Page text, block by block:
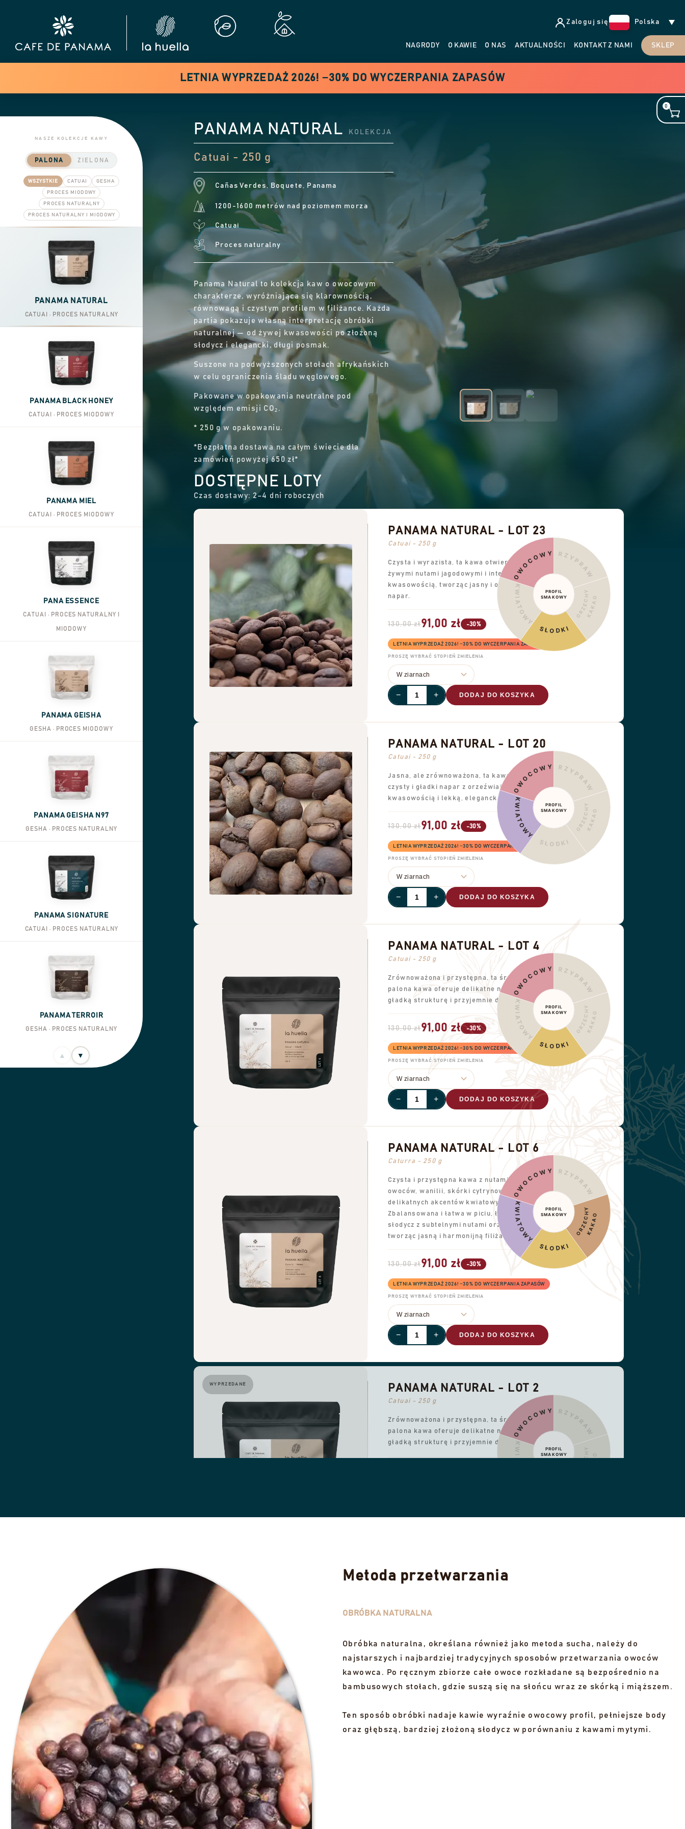
Zaloguj się Polska
NAGRODY O KAWIE O NAS AKTUALNOŚCI KONTAKT Z NAMI SKLEP
0
LETNIA WYPRZEDAŻ 2026! −30% DO WYCZERPANIA ZAPASÓW
NASZE KOLEKCJE KAWY
PALONA ZIELONA
WSZYSTKIE CATUAI GESHA
PROCES MIODOWY
PROCES NATURALNY
PROCES NATURALNY I MIODOWY
PANAMA NATURAL
CATUAI · PROCES NATURALNY
PANAMA BLACK HONEY
CATUAI · PROCES MIODOWY
PANAMA MIEL
CATUAI · PROCES MIODOWY
PANA ESSENCE
CATUAI · PROCES NATURALNY I
MIODOWY
PANAMA GEISHA
GESHA · PROCES MIODOWY
PANAMA GEISHA N97
GESHA · PROCES NATURALNY
PANAMA SIGNATURE
CATUAI · PROCES NATURALNY
PANAMA TERROIR
GESHA · PROCES NATURALNY
▲ ▼
PANAMA NATURAL KOLEKCJA
Catuai - 250 g
Cañas Verdes, Boquete, Panama
1200-1600 metrów nad poziomem morza
Catuai
Proces naturalny
Panama Natural to kolekcja kaw o owocowym
charakterze, wyróżniająca się klarownością,
równowagą i czystym profilem w filiżance. Każda
partia pokazuje własną interpretację obróbki
naturalnej — od żywej kwasowości po złożoną
słodycz i elegancki, długi posmak.
Suszone na podwyższonych stołach afrykańskich
w celu ograniczenia śladu węglowego.
Pakowane w opakowania neutralne pod
względem emisji CO₂.
* 250 g w opakowaniu.
*Bezpłatna dostawa na całym świecie dla
zamówień powyżej 650 zł*
DOSTĘPNE LOTY
Czas dostawy: 2–4 dni roboczych
PRZYPRAWY
ORZECHYKAKAO
SŁODKI
KWIATOWY
OWOCOWY
PROFIL
SMAKOWY
PANAMA NATURAL - LOT 23
Catuai - 250 g
Czysta i wyrazista, ta kawa otwiera się
żywymi nutami jagodowymi i intensywną
kwasowością, tworząc jasny i owocowy
napar.
130,00 zł91,00 zł -30%
LETNIA WYPRZEDAŻ 2026! −30% DO WYCZERPANIA ZAPASÓW
PROSZĘ WYBRAĆ STOPIEŃ ZMIELENIA
− + DODAJ DO KOSZYKA
PRZYPRAWY
ORZECHYKAKAO
SŁODKI
KWIATOWY
OWOCOWY
PROFIL
SMAKOWY
PANAMA NATURAL - LOT 20
Catuai - 250 g
Jasna, ale zrównoważona, ta kawa oferuje
czysty i gładki napar z orzeźwiającą
kwasowością i lekką, elegancką pijalnością.
130,00 zł91,00 zł -30%
LETNIA WYPRZEDAŻ 2026! −30% DO WYCZERPANIA ZAPASÓW
PROSZĘ WYBRAĆ STOPIEŃ ZMIELENIA
− + DODAJ DO KOSZYKA
PRZYPRAWY
ORZECHYKAKAO
SŁODKI
KWIATOWY
OWOCOWY
PROFIL
SMAKOWY
PANAMA NATURAL - LOT 4
Catuai - 250 g
Zrównoważona i przystępna, ta średnia
palona kawa oferuje delikatne nuty owocowe,
gładką strukturę i przyjemnie długi posmak.
130,00 zł91,00 zł -30%
LETNIA WYPRZEDAŻ 2026! −30% DO WYCZERPANIA ZAPASÓW
PROSZĘ WYBRAĆ STOPIEŃ ZMIELENIA
− + DODAJ DO KOSZYKA
PRZYPRAWY
ORZECHYKAKAO
SŁODKI
KWIATOWY
OWOCOWY
PROFIL
SMAKOWY
PANAMA NATURAL - LOT 6
Caturra - 250 g
Czysta i przystępna kawa z nutami świeżych
owoców, wanilii, skórki cytrynowej i
delikatnych akcentów kwiatowych.
Zbalansowana i łatwa w piciu, łączy łagodną
słodycz z subtelnymi nutami orzechowymi,
tworząc jasną i harmonijną filiżankę.
130,00 zł91,00 zł -30%
LETNIA WYPRZEDAŻ 2026! −30% DO WYCZERPANIA ZAPASÓW
PROSZĘ WYBRAĆ STOPIEŃ ZMIELENIA
− + DODAJ DO KOSZYKA
WYPRZEDANE
PRZYPRAWY
ORZECHYKAKAO
KWIATOWY
OWOCOWY
PROFIL
SMAKOWY
PANAMA NATURAL - LOT 2
Catuai - 250 g
Zrównoważona i przystępna, ta średnia
palona kawa oferuje delikatne nuty owocowe,
gładką strukturę i przyjemnie długi posmak.
Metoda przetwarzania
OBRÓBKA NATURALNA
Obróbka naturalna, określana również jako metoda sucha, należy do
najstarszych i najbardziej tradycyjnych sposobów przetwarzania owoców
kawowca. Po ręcznym zbiorze całe owoce rozkładane są bezpośrednio na
bambusowych stołach, gdzie suszą się na słońcu wraz ze skórką i miąższem.
Ten sposób obróbki nadaje kawie wyraźnie owocowy profil, pełniejsze body
oraz głębszą, bardziej złożoną słodycz w porównaniu z kawami mytymi.